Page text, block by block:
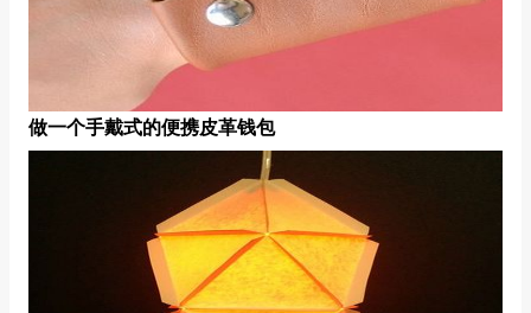
做一个手戴式的便携皮革钱包